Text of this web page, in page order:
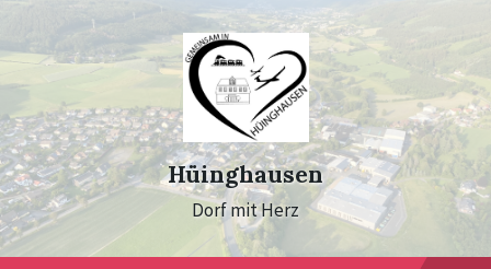
Skip
content
Skip
main
navigation
Skip
footer
Hüinghausen
Dorf mit Herz